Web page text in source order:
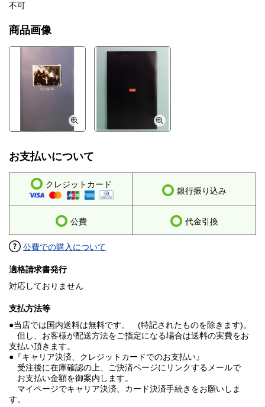
不可
商品画像
お支払いについて
クレジットカード
銀行振り込み
公費 代金引換
公費での購入について
適格請求書発行
対応しておりません
支払方法等
●当店では国内送料は無料です。 (特記されたものを除きます)。
但し、お客様が配送方法をご指定になる場合は送料の実費をお
支払い頂きます。
●『キャリア決済、クレジットカードでのお支払い』
受注後に在庫確認の上、ご決済ページにリンクするメールで
お支払い金額を御案内します。
マイページでキャリア決済、カード決済手続きをお願いしま
す。